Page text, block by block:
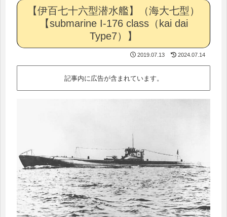
【伊百七十六型潜水艦】（海大七型）
【submarine I-176 class（kai dai
Type7）】
2019.07.13 2024.07.14
記事内に広告が含まれています。